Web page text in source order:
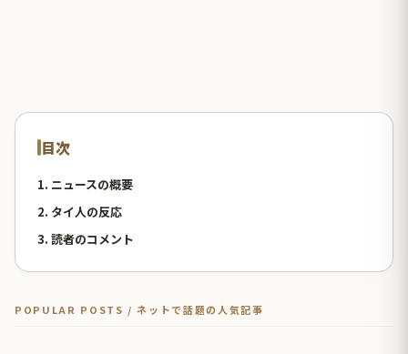
目次
1. ニュースの概要
2. タイ人の反応
3. 読者のコメント
POPULAR POSTS / ネットで話題の人気記事